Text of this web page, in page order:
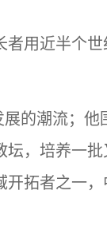
用近半个
的潮流；
，培养一
拓者之一，